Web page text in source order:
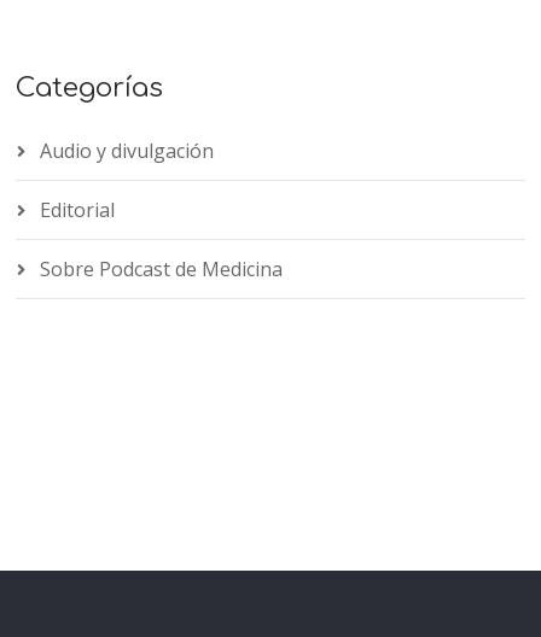
Categorías
Audio y divulgación
Editorial
Sobre Podcast de Medicina